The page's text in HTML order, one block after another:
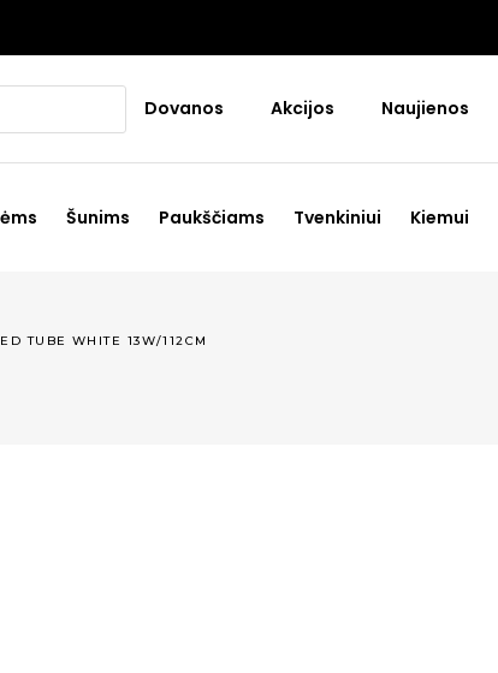
Dovanos Akcijos Naujienos
Šunims Paukščiams Tvenkiniui Kiemui
TUBE WHITE 13W/112CM